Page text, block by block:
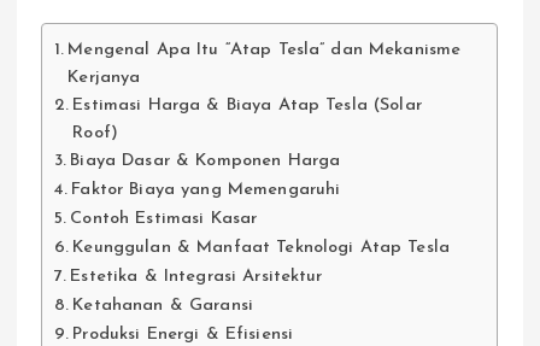
Mengenal Apa Itu “Atap Tesla” dan Mekanisme
Kerjanya
Estimasi Harga & Biaya Atap Tesla (Solar
Roof)
Biaya Dasar & Komponen Harga
Faktor Biaya yang Memengaruhi
Contoh Estimasi Kasar
Keunggulan & Manfaat Teknologi Atap Tesla
Estetika & Integrasi Arsitektur
Ketahanan & Garansi
Produksi Energi & Efisiensi